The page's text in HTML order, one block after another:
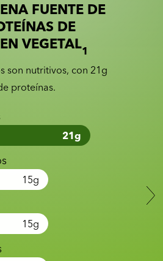
nutrition information
Slide 1 of 2FUENTE DE
DE
VEGETAL1
son nutritivos, con 21g
proteínas.
21g
15g
15g